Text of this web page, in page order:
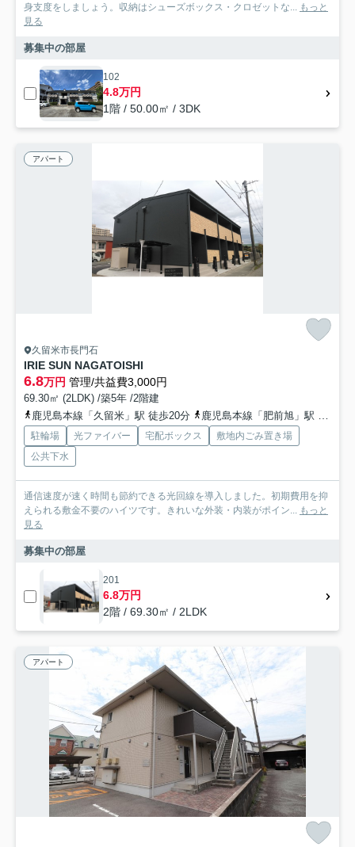
身支度をしましょう。収納はシューズボックス・クロゼットな... もっと
見る
募集中の部屋
102
4.8万円
1階 / 50.00㎡ / 3DK
アパート
久留米市長門石
IRIE SUN NAGATOISHI
6.8万円 管理/共益費3,000円
69.30㎡ (2LDK) /築5年 /2階建
鹿児島本線「久留米」駅 徒歩20分
鹿児島本線「肥前旭」駅 徒歩37分
駐輪場 光ファイバー 宅配ボックス
敷地内ごみ置き場
公共下水
通信速度が速く時間も節約できる光回線を導入しました。初期費用を抑
えられる敷金不要のハイツです。きれいな外装・内装がポイン... もっと
見る
募集中の部屋
201
6.8万円
2階 / 69.30㎡ / 2LDK
アパート